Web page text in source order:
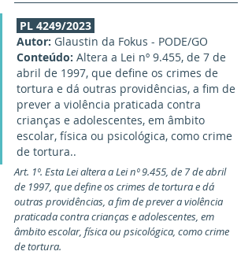
PL 4249/2023
Autor: Glaustin da Fokus - PODE/GO
Conteúdo: Altera a Lei nº 9.455, de 7 de
abril de 1997, que define os crimes de
tortura e dá outras providências, a fim de
prever a violência praticada contra
crianças e adolescentes, em âmbito
escolar, física ou psicológica, como crime
de tortura..
Art. 1º. Esta Lei altera a Lei nº 9.455, de 7 de abril
de 1997, que define os crimes de tortura e dá
outras providências, a fim de prever a violência
praticada contra crianças e adolescentes, em
âmbito escolar, física ou psicológica, como crime
de tortura.